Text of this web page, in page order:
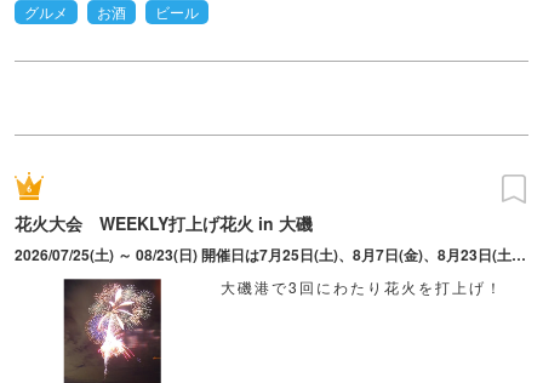
グルメ
お酒 ビール
花火大会 WEEKLY打上げ花火 in 大磯
2026/07/25(土) ～ 08/23(日) 開催日は7月25日(土)、8月7日(金)、8月23日(土)の3日間。 ※荒天等により延期とする場合は、延期日を調整の上、ホームページやSNSでお知らせ
大磯港で3回にわたり花火を打上げ！